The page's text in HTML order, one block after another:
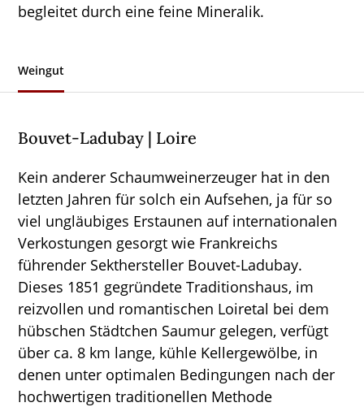
begleitet durch eine feine Mineralik.
Weingut
Bouvet-Ladubay | Loire
Kein anderer Schaumweinerzeuger hat in den
letzten Jahren für solch ein Aufsehen, ja für so
viel ungläubiges Erstaunen auf internationalen
Verkostungen gesorgt wie Frankreichs
führender Sekthersteller Bouvet-Ladubay.
Dieses 1851 gegründete Traditionshaus, im
reizvollen und romantischen Loiretal bei dem
hübschen Städtchen Saumur gelegen, verfügt
über ca. 8 km lange, kühle Kellergewölbe, in
denen unter optimalen Bedingungen nach der
hochwertigen traditionellen Methode